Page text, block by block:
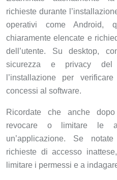
richieste durante
operativi come Android,
chiaramente elencate e
dell’utente. Su desktop,
sicurezza e privacy del
l’installazione per
concessi al software.
Ricordate che anche
revocare o limitare le
un’applicazione. Se
richieste di accesso
limitare i permessi e a